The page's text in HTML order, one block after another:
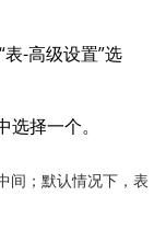
-高级设置”选
择一个。
间；默认情况下，表